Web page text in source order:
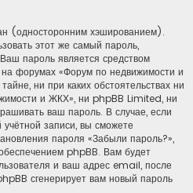
(односторонним хэшированием).
этот же самый пароль,
пароль является средством
форумах «Форум по недвижимости и
ни при каких обстоятельствах ни
и ЖКХ», ни phpBB Limited, ни
ваш пароль. В случае, если
записи, вы сможете
пароля «Забыли пароль?»,
phpBB. Вам будет
и ваш адрес email, после
сгенерирует вам новый пароль